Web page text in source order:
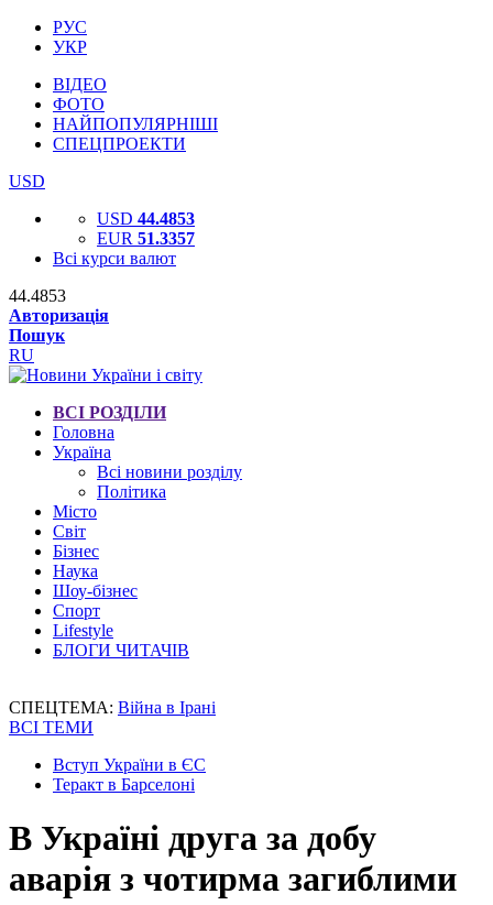
РУС
УКР
ВІДЕО
ФОТО
НАЙПОПУЛЯРНІШІ
СПЕЦПРОЕКТИ
USD
USD 44.4853
EUR 51.3357
Всі курси валют
44.4853
Авторизація
Пошук
RU
ВСІ РОЗДІЛИ
Головна
Україна
Всі новини розділу
Політика
Місто
Світ
Бізнес
Наука
Шоу-бізнес
Спорт
Lifestyle
БЛОГИ ЧИТАЧІВ
СПЕЦТЕМА: Війна в Ірані
ВСІ ТЕМИ
Вступ України в ЄС
Теракт в Барселоні
В Україні друга за добу
аварія з чотирма загиблими